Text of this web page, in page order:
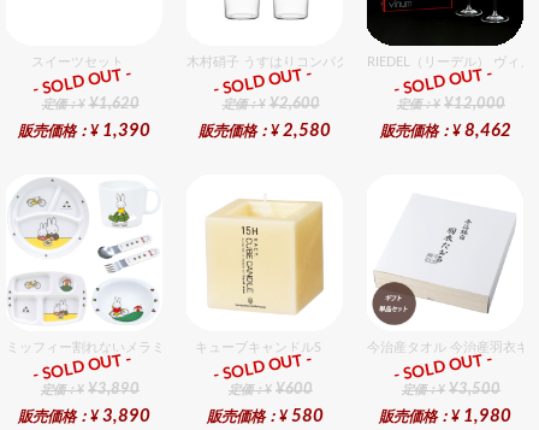
スイーツセット
ギフト
定価：¥ ¥1,620
販売価格：¥ 1,390
- SOLD OUT -
木村硝子 うすはりコンパクト260cc ゾンビグラスギフト
ギフト
定価：¥ ¥2,600
販売価格：¥ 2,580
- SOLD OUT -
RIEDEL（リーデル） ヴィ
ギフト
定価：¥ ¥12,000
販売価格：¥ 8,462
- SOLD OUT -
ミッフィー割れないメラミン食器セット セット販売商品です。
ギフト
定価：¥ ¥3,890
販売価格：¥ 3,890
- SOLD OUT -
キューブキャンドルS
ギフト
定価：¥ ¥600
販売価格：¥ 580
- SOLD OUT -
今治産タオル 今治産羽衣
ギフト
定価：¥ ¥3,500
販売価格：¥ 1,980
- SOLD OUT -